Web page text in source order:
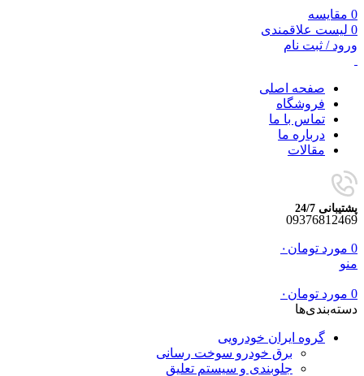
0 مقایسه
0 لیست علاقمندی
ورود / ثبت نام
صفحه اصلی
فروشگاه
تماس با ما
درباره ما
مقالات
پشتیبانی 24/7
09376812469
0 مورد تومان ۰
منو
0 مورد تومان ۰
دسته‌بندی‌ها
گروه ایران خودرویی
برق خودرو سوخت رسانی
جلوبندی و سیستم تعلیق